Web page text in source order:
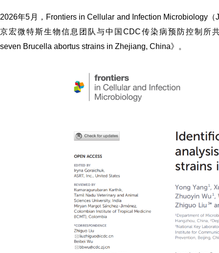
2026年5月， Frontiers in Cellular and Infection Microbiology（
京宏微特斯生物信息团队与中国CDC传染病预防控制所
seven Brucella abortus strains in Zhejiang, China》 。